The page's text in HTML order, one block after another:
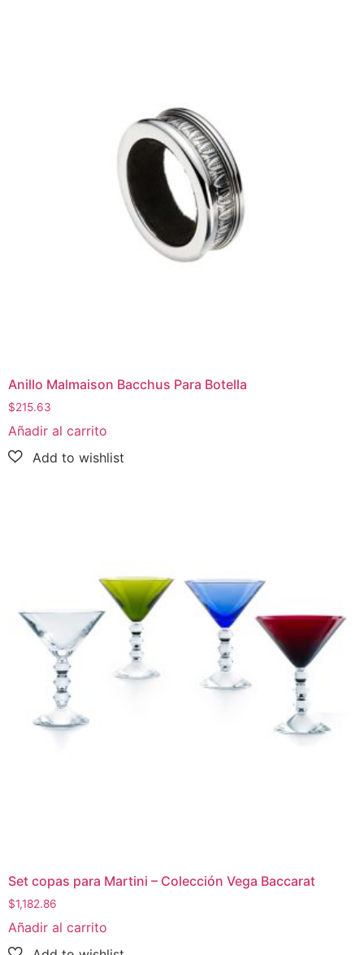
Anillo Malmaison Bacchus Para Botella
$215.63
Añadir al carrito
Set copas para Martini – Colección Vega Baccarat
$1,182.86
Añadir al carrito